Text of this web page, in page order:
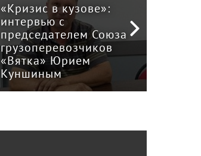
«Кризис в кузове»:
интервью с
председателем Союза
грузоперевозчиков
«Вятка» Юрием
Куншиным